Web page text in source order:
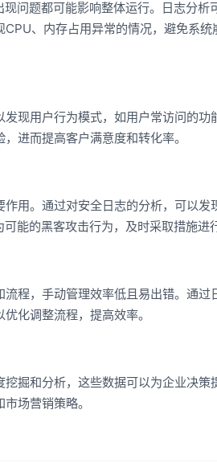
问题都可能影响整体运行。日志分析
、内存占用异常的情况，避免系
现用户行为模式，如用户常访问的
进而提高客户满意度和转化率。
用。通过对安全日志的分析，可以
能的黑客攻击行为，及时采取措施进
程，手动管理效率低且易出错。通过
化调整流程，提高效率。
掘和分析，这些数据可以为企业决
场营销策略。